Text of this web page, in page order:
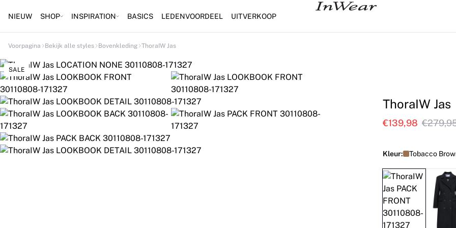
NIEUW SHOP INSPIRATION BASICS LEDENVOORDEEL UITVERKOOP
Voorpagina Bekijk alle styles Bovenkleding ThoraIW Jas
SALE
ThoraIW Jas
€139,98
Kleur: Tobacco